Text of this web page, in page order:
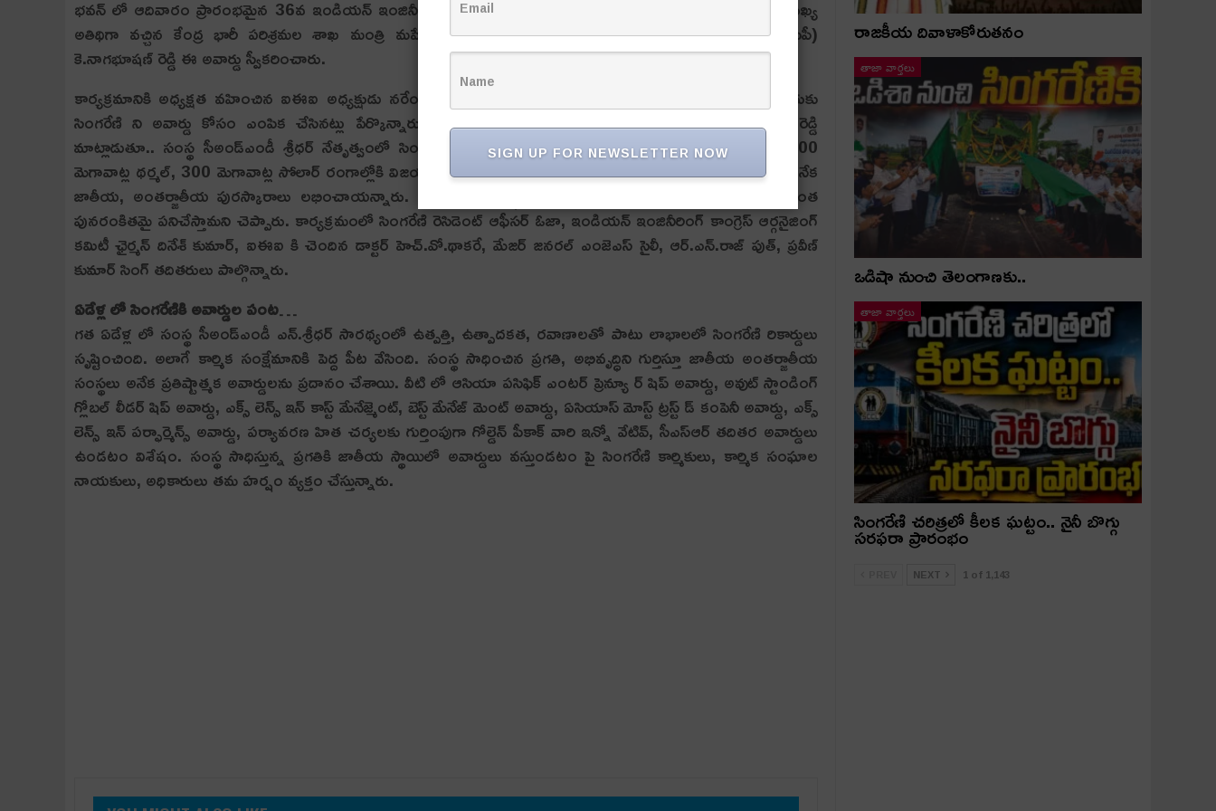
భవన్ లో ఆదివారం ప్రారంభమైన 36వ ఇండియన్ ఇంజినీరింగ్ కాంగ్రెస్ లో ఈ అవార్డు ప్రదానం చేశారు. కార్య‌క్ర‌మానికి ముఖ్య‌
అతిథిగా వ‌చ్చిన‌ కేంద్ర భారీ పరిశ్రమల శాఖ మంత్రి మహేంద్ర నాథ్ పాండే చేతుల మీదుగా సింగరేణి ఛైర్మన్ జీఎం(సీపీపీ)
కె.నాగభూషణ్ రెడ్డి ఈ అవార్డు స్వీకరించారు.
కార్యక్రమానికి అధ్యక్షత వహించిన ఐఈఐ అధ్యక్షుడు నరేంద్ర సింగ్ మాట్లాడుతూ.. శ్రేష్టమైన వాణిజ్య విలువలు పాటిస్తున్నందుకు
సింగరేణి ని అవార్డు కోసం ఎంపిక చేసినట్లు పేర్కొన్నారు. అవార్డును స్వీకరించిన తర్వాత జీఎం(సీపీపీ) కె.నాగభూషణ్ రెడ్డి
మాట్లాడుతూ.. సంస్థ సీఅండ్ఎండీ శ్రీధర్ నేతృత్వంలో సింగరేణి కాలరీస్ కేవలం బొగ్గు మైనింగ్ రంగంలోనే కాకుండా 1200
మెగావాట్ల థర్మల్, 300 మెగావాట్ల సోలార్ రంగాల్లోకి విజయవంతంగా అడుగుపెట్టిందన్నారు. ఆయన సారథ్యంలో కంపెనీకి అనేక
జాతీయ, అంతర్జాతీయ పురస్కారాలు లభించాయన్నారు. మున్ముందు సంస్థ సీఅండ్‌ఎండీ మార్గనిర్దేశంలో దేశ సేవకు మరింత
పునరంకితమై పనిచేస్తామని చెప్పారు. కార్యక్రమంలో సింగరేణి రెసిడెంట్ ఆఫీసర్ ఓజా, ఇండియన్ ఇంజినీరింగ్ కాంగ్రెస్ ఆర్గనైజింగ్
కమిటీ ఛైర్మన్ దినేశ్ కుమార్, ఐఈఐ కి చెందిన డాక్టర్ హెచ్.వో.థాకరే, మేజర్ జనరల్ ఎంజెఎస్ సైలీ, ఆర్.ఎన్.రాజ్ పుత్, ప్రవీణ్
కుమార్ సింగ్ తదితరులు పాల్గొన్నారు.
ఏడేళ్ల లో సింగరేణికి అవార్డుల పంట…
గత ఏడేళ్ల లో సంస్థ సీఅండ్‌ఎండీ ఎన్.శ్రీధర్ సారథ్యంలో ఉత్పత్తి, ఉత్పాదకత, రవాణాలతో పాటు లాభాలలో సింగరేణి రికార్డులు
సృష్టించింది. అలాగే కార్మిక సంక్షేమానికి పెద్ద పీట వేసింది. సంస్థ సాధించిన ప్రగతి, అభివృద్ధిని గుర్తిస్తూ జాతీయ అంతర్జాతీయ
సంస్థలు అనేక ప్రతిష్టాత్మక అవార్డులను ప్రదానం చేశాయి. వీటి లో ఆసియా పసిఫిక్ ఎంటర్ ప్రెన్యూ ర్ షిప్ అవార్డు, అవుట్ స్టాండింగ్
గ్లోబల్ లీడర్ షిప్ అవార్డు, ఎక్స్ లెన్స్ ఇన్ కాస్ట్ మేనేజ్మెంట్, బెస్ట్ మేనేజ్ మెంట్ అవార్డు, ఏసియాస్ మోస్ట్ ట్రస్ట్ డ్ కంపెనీ అవార్డు, ఎక్స్
లెన్స్ ఇన్ పర్ఫార్మెన్స్ అవార్డు, పర్యావరణ హిత చర్యలకు గుర్తింపుగా గోల్డెన్ పీకాక్ వారి ఇన్నో వేటివ్, సీఎస్ఆర్ తదితర అవార్డులు
ఉండటం విశేషం. సంస్థ సాధిస్తున్న ప్రగతికి జాతీయ స్థాయిలో అవార్డులు వస్తుండటం పై సింగరేణి కార్మికులు, కార్మిక సంఘాల
నాయకులు, అధికారులు తమ హర్షం వ్యక్తం చేస్తున్నారు.
రాజకీయ దివాళాకోరుతనం
తాజా వార్తలు
ఒడిషా నుంచి తెలంగాణ‌కు..
తాజా వార్తలు
సింగరేణి చరిత్రలో కీలక ఘట్టం.. నైనీ బొగ్గు
సరఫరా ప్రారంభం
NEXT 1 of 1,143
SIGN UP FOR NEWSLETTER NOW